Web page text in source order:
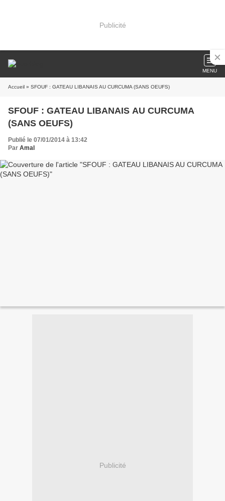
Publicité
MENU
Accueil » SFOUF : GATEAU LIBANAIS AU CURCUMA (SANS OEUFS)
SFOUF : GATEAU LIBANAIS AU CURCUMA
(SANS OEUFS)
Publié le 07/01/2014 à 13:42
Par Amal
Publicité